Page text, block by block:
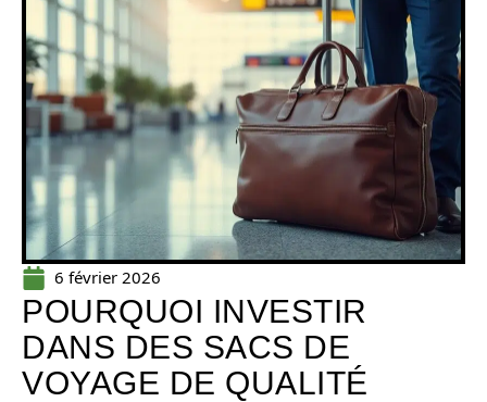
6 février 2026
POURQUOI INVESTIR
DANS DES SACS DE
VOYAGE DE QUALITÉ